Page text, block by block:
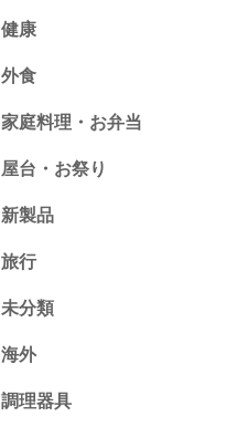
健康
外食
家庭料理・お弁当
屋台・お祭り
新製品
旅行
未分類
海外
調理器具